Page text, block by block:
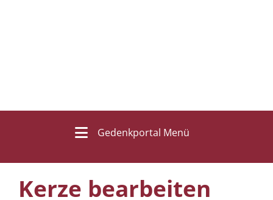
Gedenkportal Menü
Kerze bearbeiten